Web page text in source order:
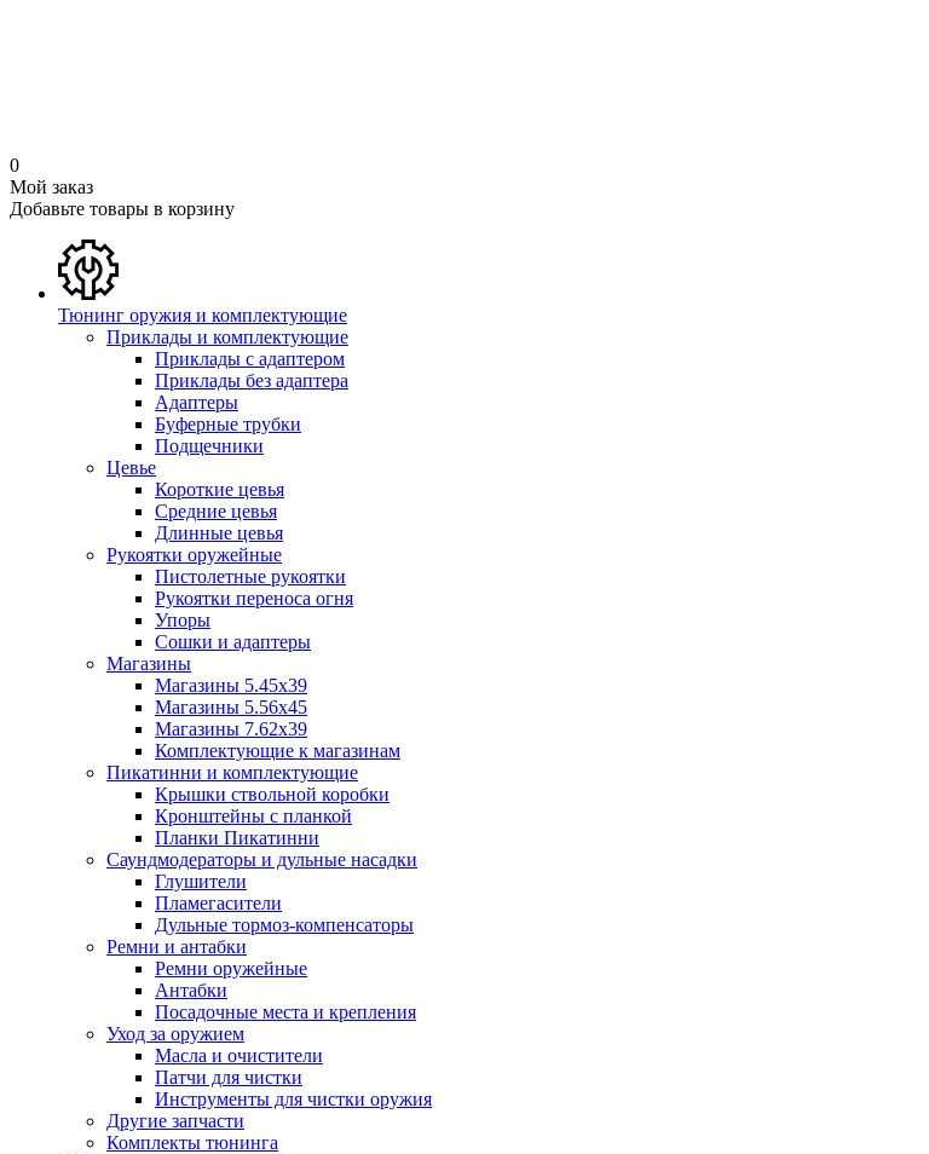
0
Мой заказ
Добавьте товары в корзину
Тюнинг оружия и комплектующие
Приклады и комплектующие
Приклады с адаптером
Приклады без адаптера
Адаптеры
Буферные трубки
Подщечники
Цевье
Короткие цевья
Средние цевья
Длинные цевья
Рукоятки оружейные
Пистолетные рукоятки
Рукоятки переноса огня
Упоры
Сошки и адаптеры
Магазины
Магазины 5.45х39
Магазины 5.56х45
Магазины 7.62х39
Комплектующие к магазинам
Пикатинни и комплектующие
Крышки ствольной коробки
Кронштейны с планкой
Планки Пикатинни
Саундмодераторы и дульные насадки
Глушители
Пламегасители
Дульные тормоз-компенсаторы
Ремни и антабки
Ремни оружейные
Антабки
Посадочные места и крепления
Уход за оружием
Масла и очистители
Патчи для чистки
Инструменты для чистки оружия
Другие запчасти
Комплекты тюнинга